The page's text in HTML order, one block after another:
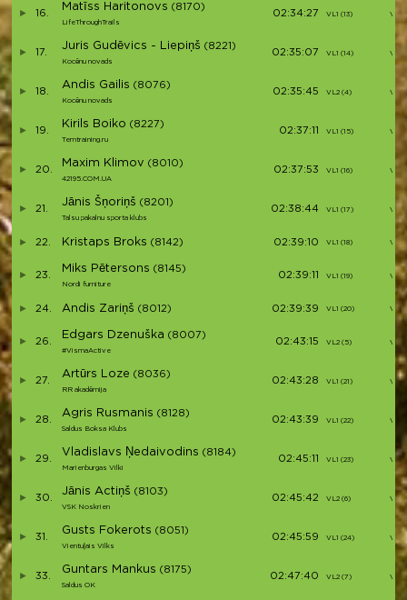
16.
Matīss Haritonovs (8170)
LifeThroughTrails
02:34:27 VL1 (13) V16
17.
Juris Gudēvics - Liepiņš (8221)
Kocēnu novads
02:35:07 VL1 (14) V17
18.
Andis Gailis (8076)
Kocēnu novads
02:35:45 VL2 (4) V18
19.
Kirils Boiko (8227)
Temtraining.ru
02:37:11 VL1 (15) V19
20.
Maxim Klimov (8010)
42195.COM.UA
02:37:53 VL1 (16) V20
21.
Jānis Šņoriņš (8201)
Talsu pakalnu sporta klubs
02:38:44 VL1 (17) V21
22. Kristaps Broks (8142) 02:39:10 VL1 (18) V22
23.
Miks Pētersons (8145)
Nordi furniture
02:39:11 VL1 (19) V23
24. Andis Zariņš (8012) 02:39:39 VL1 (20) V24
26.
Edgars Dzenuška (8007)
#VismaActive
02:43:15 VL2 (5) V25
27.
Artūrs Loze (8036)
RR akadēmija
02:43:28 VL1 (21) V26
28.
Agris Rusmanis (8128)
Saldus Boksa Klubs
02:43:39 VL1 (22) V27
29.
Vladislavs Ņedaivodins (8184)
Marienburgas Vilki
02:45:11 VL1 (23) V28
30.
Jānis Actiņš (8103)
VSK Noskrien
02:45:42 VL2 (6) V29
31.
Gusts Fokerots (8051)
Vientuļais Vilks
02:45:59 VL1 (24) V30
33.
Guntars Mankus (8175)
Saldus OK
02:47:40 VL2 (7) V31